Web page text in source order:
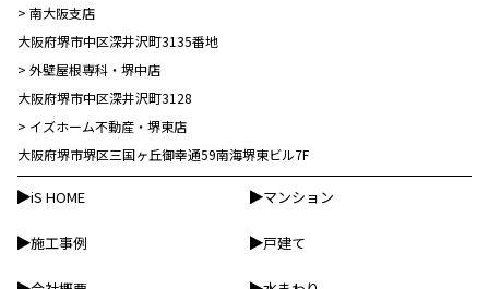
iS HOME
施工事例
マンション
︎戸建て
> 南大阪支店
大阪府堺市中区深井沢町3135番地
> 外壁屋根専科・堺中店
大阪府堺市中区深井沢町3128
> イズホーム不動産・堺東店
大阪府堺市堺区三国ヶ丘御幸通59南海堺東ビル7F